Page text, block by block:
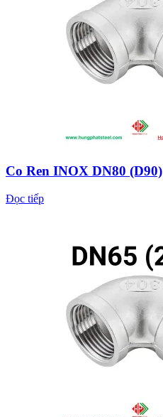
Co Ren INOX DN80 (D90)
Đọc tiếp